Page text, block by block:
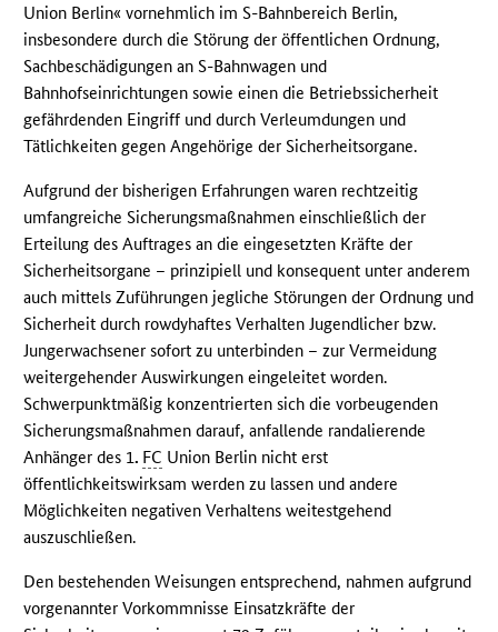
Union Berlin« vornehmlich im S-Bahnbereich Berlin,
insbesondere durch die Störung der öffentlichen Ordnung,
Sachbeschädigungen an S-Bahnwagen und
Bahnhofseinrichtungen sowie einen die Betriebssicherheit
gefährdenden Eingriff und durch Verleumdungen und
Tätlichkeiten gegen Angehörige der Sicherheitsorgane.
Aufgrund der bisherigen Erfahrungen waren rechtzeitig
umfangreiche Sicherungsmaßnahmen einschließlich der
Erteilung des Auftrages an die eingesetzten Kräfte der
Sicherheitsorgane – prinzipiell und konsequent unter anderem
auch mittels Zuführungen jegliche Störungen der Ordnung und
Sicherheit durch rowdyhaftes Verhalten Jugendlicher bzw.
Jungerwachsener sofort zu unterbinden – zur Vermeidung
weitergehender Auswirkungen eingeleitet worden.
Schwerpunktmäßig konzentrierten sich die vorbeugenden
Sicherungsmaßnahmen darauf, anfallende randalierende
Anhänger des 1. FC Union Berlin nicht erst
öffentlichkeitswirksam werden zu lassen und andere
Möglichkeiten negativen Verhaltens weitestgehend
auszuschließen.
Den bestehenden Weisungen entsprechend, nahmen aufgrund
vorgenannter Vorkommnisse Einsatzkräfte der